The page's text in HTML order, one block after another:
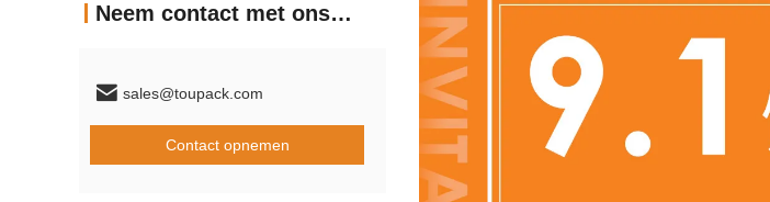
Neem contact met ons op
sales@toupack.com
Contact opnemen